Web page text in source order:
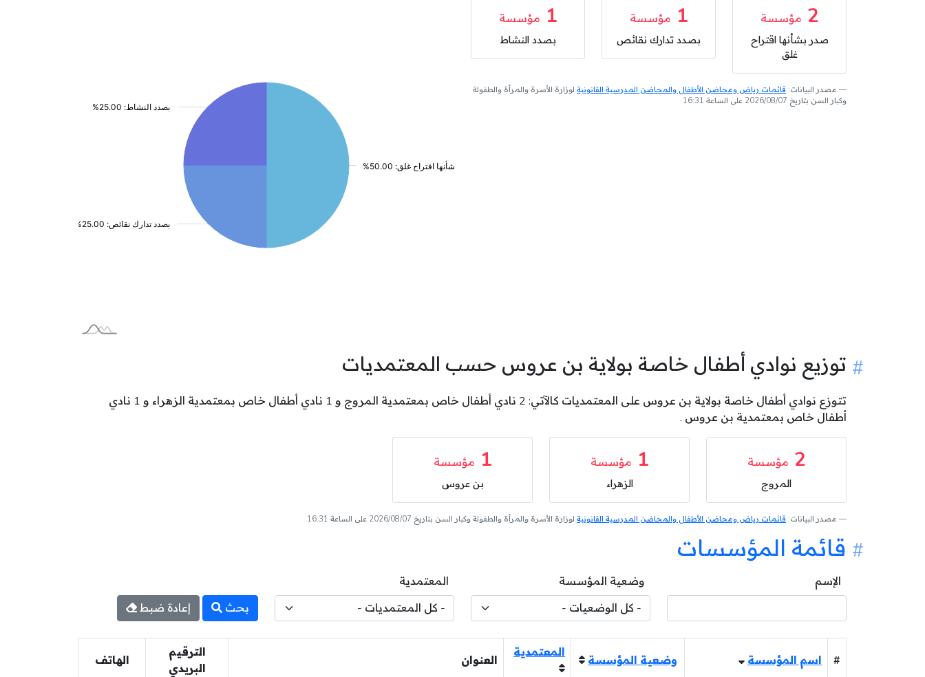
2 مؤسسة
صدر بشأنها اقتراح
غلق
1 مؤسسة
بصدد تدارك نقائص
1 مؤسسة
بصدد النشاط
مصدر البيانات: قائمات رياض ومحاضن الأطفال والمحاضن المدرسية القانونية لوزارة الأسرة والمرأة والطفولة
وكبار السن بتاريخ 2026/08/07 على الساعة 16:31
توزيع نوادي أطفال خاصة بولاية بن عروس حسب المعتمديات
تتوزع نوادي أطفال خاصة بولاية بن عروس على المعتمديات كالآتي: 2 نادي أطفال خاص بمعتمدية المروج و 1 نادي أطفال خاص بمعتمدية الزهراء و 1 نادي
أطفال خاص بمعتمدية بن عروس .
2 مؤسسة
المروج
1 مؤسسة
الزهراء
1 مؤسسة
بن عروس
مصدر البيانات: قائمات رياض ومحاضن الأطفال والمحاضن المدرسية القانونية لوزارة الأسرة والمرأة والطفولة وكبار السن بتاريخ 2026/08/07 على الساعة 16:31
قائمة المؤسسات
الإسم وضعية المؤسسة
المعتمدية
بحث
إعادة ضبط
# اسم المؤسسة وضعية المؤسسة
المعتمدية
العنوان
الترقيم
البريدي
الهاتف